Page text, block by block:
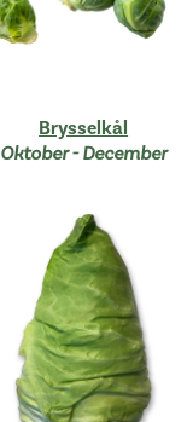
Brysselkål
Oktober - December